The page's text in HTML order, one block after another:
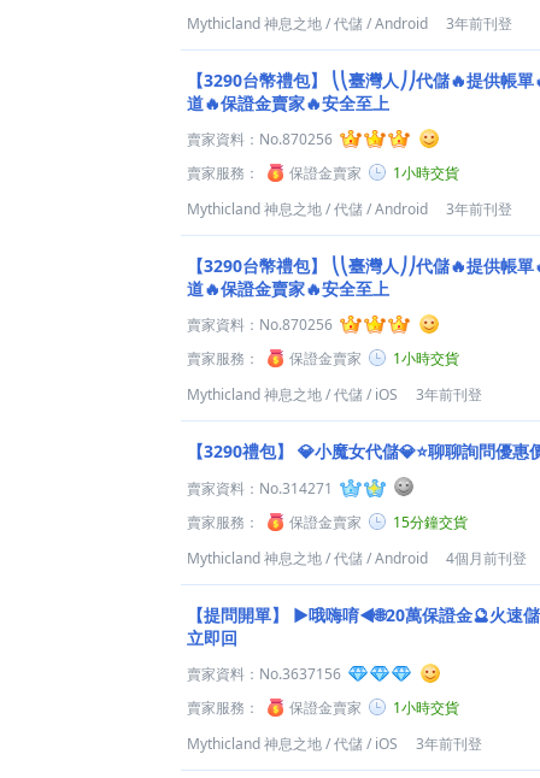
Mythicland 神息之地/代儲/Android 3年前刊登
【3290台幣禮包】
⎝⎝臺灣人⎠⎠代儲🔥提供帳
道🔥保證金賣家🔥安全至上
賣家資料： No.870256
賣家服務：
保證金賣家
1小時交貨
Mythicland 神息之地/代儲/Android 3年前刊登
【3290台幣禮包】
⎝⎝臺灣人⎠⎠代儲🔥提供帳
道🔥保證金賣家🔥安全至上
賣家資料： No.870256
賣家服務：
保證金賣家
1小時交貨
Mythicland 神息之地/代儲/ iOS 3年前刊登
【3290禮包】 💎小魔女代儲💎⭐聊聊詢問優惠
賣家資料： No.314271
賣家服務：
保證金賣家
15分鐘交貨
Mythicland 神息之地/代儲/Android 4個月前刊登
【提問開單】
►哦嗨唷◄🌐20萬保證金🔮火速
立即回
賣家資料： No.3637156
賣家服務：
保證金賣家
1小時交貨
Mythicland 神息之地/代儲/ iOS 3年前刊登